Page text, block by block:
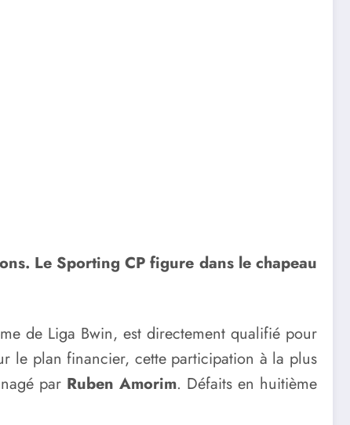
Le Sporting CP figure dans le chapeau
de Liga Bwin, est directement qualifié pour
le plan financier, cette participation à la plus
par Ruben Amorim. Défaits en huitième